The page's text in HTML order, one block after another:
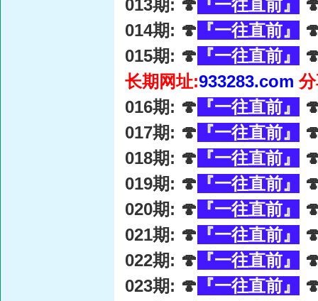
013期: 🍄 『一往直前』
014期: 🍄 『一往直前』
015期: 🍄 『一往直前』
长期网址:933283.com
016期: 🍄 『一往直前』
017期: 🍄 『一往直前』
018期: 🍄 『一往直前』
019期: 🍄 『一往直前』
020期: 🍄 『一往直前』
021期: 🍄 『一往直前』
022期: 🍄 『一往直前』
023期: 🍄 『一往直前』